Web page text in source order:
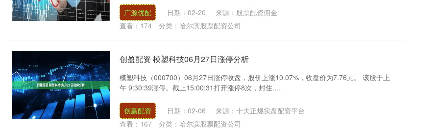
广源优配 日期：02-20
来源：股票配资佣金
查看： 174 分类： 哈尔滨股票配资公司
创盈配资 模塑科技06月27日涨停分析
模塑科技（000700）06月27日涨停收盘，股价上涨10.07%，收盘价为7.76元。 该股于上
午 9:30:39涨停。截止15:00:31打开涨停8次，封住....
创赢配资 日期：02-06
来源：十大正规实盘配资平台
查看： 167 分类： 哈尔滨股票配资公司